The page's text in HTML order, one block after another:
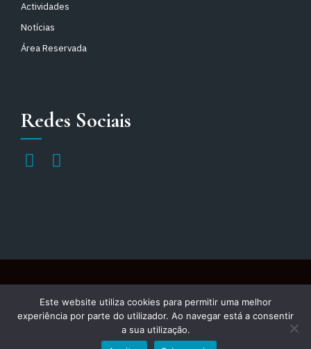
Actividades
Notícias
Área Reservada
Redes Sociais
Política de Cookies
Este website utiliza cookies para permitir uma melhor
experiência por parte do utilizador. Ao navegar está a consentir
a sua utilização.